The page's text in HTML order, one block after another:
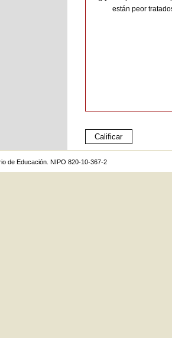
están peor
de Educación. NIPO 820-10-367-2